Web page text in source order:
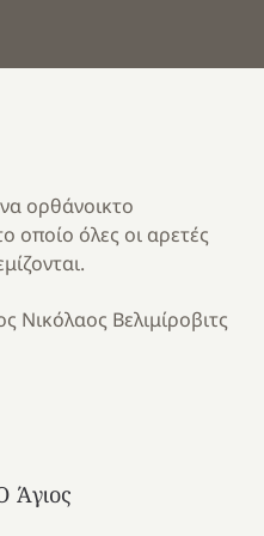
ορθάνοικτο
όλες οι αρετές
Νικόλαος Βελιμίροβιτς
Άγιος